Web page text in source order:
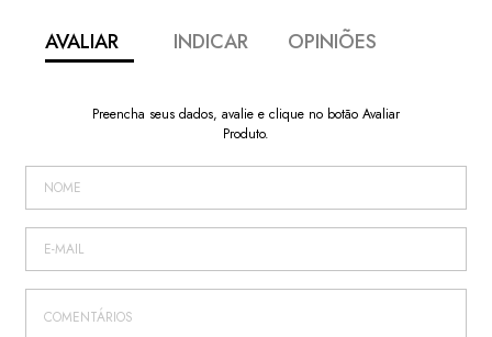
AVALIAR INDICAR OPINIÕES
Preencha seus dados, avalie e clique no botão Avaliar
Produto.